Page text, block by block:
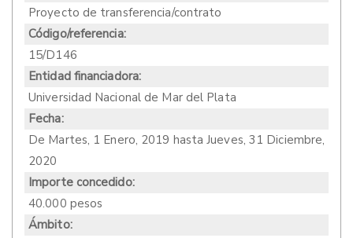
Proyecto de transferencia/contrato
Código/referencia:
15/D146
Entidad financiadora:
Universidad Nacional de Mar del Plata
Fecha:
De Martes, 1 Enero, 2019 hastaJueves, 31 Diciembre,
2020
Importe concedido:
40.000 pesos
Ámbito: